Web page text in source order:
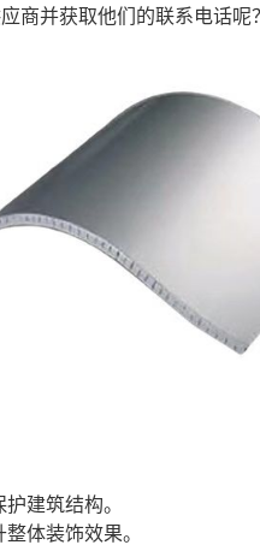
并获取他们的联系电话
建筑结构。
体装饰效果。